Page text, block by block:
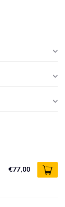
€77,00